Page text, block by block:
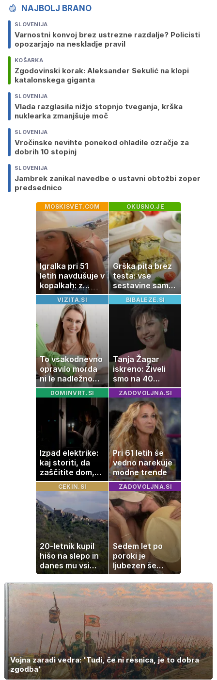
NAJBOLJ BRANO
SLOVENIJA
Varnostni konvoj brez ustrezne razdalje? Policisti
opozarjajo na neskladje pravil
KOŠARKA
Zgodovinski korak: Aleksander Sekulić na klopi
katalonskega giganta
SLOVENIJA
Vlada razglasila nižjo stopnjo tveganja, krška
nuklearka zmanjšuje moč
SLOVENIJA
Vročinske nevihte ponekod ohladile ozračje za
dobrih 10 stopinj
SLOVENIJA
Jambrek zanikal navedbe o ustavni obtožbi zoper
predsednico
MOSKISVET.COM
Igralka pri 51
letih navdušuje v
kopalkah: z
možem uživa v
romantičnem
poletju
OKUSNO.JE
Grška pita brez
testa: vse
sestavine samo
zmešate in
pečica opravi
ostalo
VIZITA.SI
To vsakodnevno
opravilo morda
ni le nadležno
delo, pomaga
lahko tudi
vašemu srcu
BIBALEZE.SI
Tanja Žagar
iskreno: Živeli
smo na 40
kvadratih, a
imela sem vse,
kar otrok
potrebuje
DOMINVRT.SI
Izpad elektrike:
kaj storiti, da
zaščitite dom,
hrano in
elektronske
naprave
ZADOVOLJNA.SI
Pri 61 letih še
vedno narekuje
modne trende
CEKIN.SI
20-letnik kupil
hišo na slepo in
danes mu vsi
zavidajo
ZADOVOLJNA.SI
Sedem let po
poroki je
ljubezen še
vedno enako
močna
Vojna zaradi vedra: 'Tudi, če ni resnica, je to dobra
zgodba'